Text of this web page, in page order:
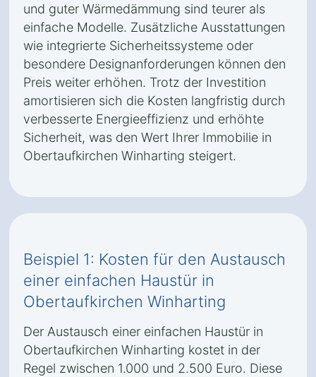
und guter Wärmedämmung sind teurer als
einfache Modelle. Zusätzliche Ausstattungen
wie integrierte Sicherheitssysteme oder
besondere Designanforderungen können den
Preis weiter erhöhen. Trotz der Investition
amortisieren sich die Kosten langfristig durch
verbesserte Energieeffizienz und erhöhte
Sicherheit, was den Wert Ihrer Immobilie in
Obertaufkirchen Winharting steigert.
Beispiel 1: Kosten für den Austausch
einer einfachen Haustür in
Obertaufkirchen Winharting
Der Austausch einer einfachen Haustür in
Obertaufkirchen Winharting kostet in der
Regel zwischen 1.000 und 2.500 Euro. Diese